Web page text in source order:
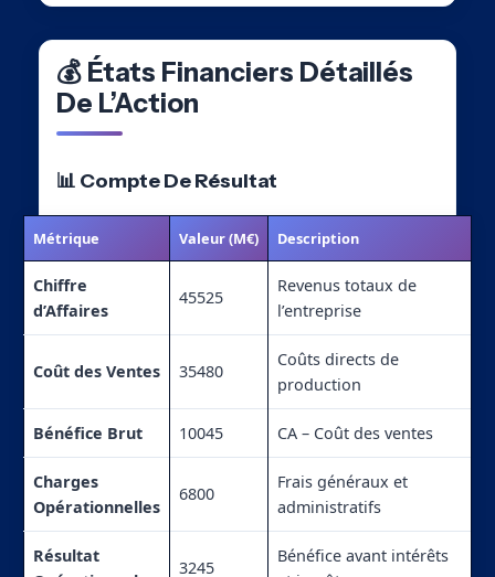
💰 États Financiers Détaillés
De L’Action
📊 Compte De Résultat
Métrique Valeur (M€) Description
Chiffre
d’Affaires
45525
Revenus totaux de
l’entreprise
Coût des Ventes 35480
Coûts directs de
production
Bénéfice Brut 10045 CA – Coût des ventes
Charges
Opérationnelles
6800
Frais généraux et
administratifs
Résultat
3245
Bénéfice avant intérêts